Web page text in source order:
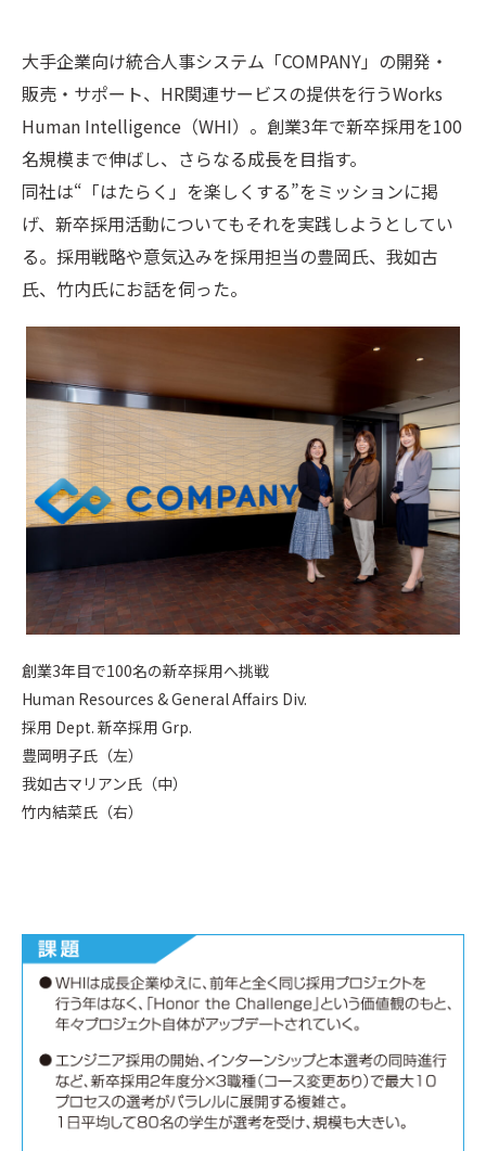
大手企業向け統合人事システム「COMPANY」の開発・
販売・サポート、HR関連サービスの提供を行うWorks
Human Intelligence（WHI）。創業3年で新卒採用を100
名規模まで伸ばし、さらなる成長を目指す。
同社は“「はたらく」を楽しくする”をミッションに掲
げ、新卒採用活動についてもそれを実践しようとしてい
る。採用戦略や意気込みを採用担当の豊岡氏、我如古
氏、竹内氏にお話を伺った。
創業3年目で100名の新卒採用へ挑戦
Human Resources & General Affairs Div.
採用 Dept. 新卒採用 Grp.
豊岡明子氏（左）
我如古マリアン氏（中）
竹内結菜氏（右）